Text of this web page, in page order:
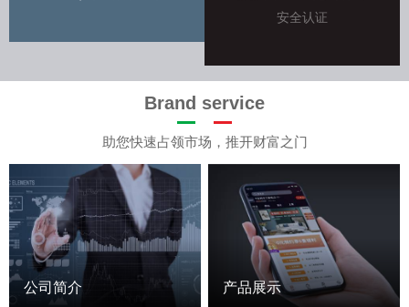
安全认证
Brand service
助您快速占领市场，推开财富之门
公司简介 产品展示